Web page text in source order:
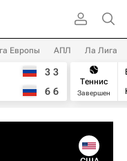
Европы АПЛ Ла Лига
3 3
6 6
Теннис
Завершен